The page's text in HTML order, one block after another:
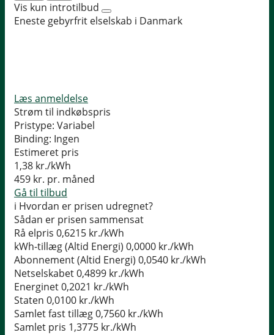
Vis kun introtilbud
Eneste gebyrfrit elselskab i Danmark
Læs anmeldelse
Strøm til indkøbspris
Pristype: Variabel
Binding: Ingen
Estimeret pris
1,38 kr./kWh
459 kr. pr. måned
Gå til tilbud
i Hvordan er prisen udregnet?
Sådan er prisen sammensat
Rå elpris 0,6215 kr./kWh
kWh-tillæg (Altid Energi) 0,0000 kr./kWh
Abonnement (Altid Energi) 0,0540 kr./kWh
Netselskabet0,4899 kr./kWh
Energinet0,2021 kr./kWh
Staten 0,0100 kr./kWh
Samlet fast tillæg0,7560 kr./kWh
Samlet pris 1,3775 kr./kWh